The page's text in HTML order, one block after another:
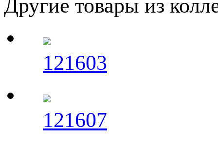
Другие товары из
121603
121607